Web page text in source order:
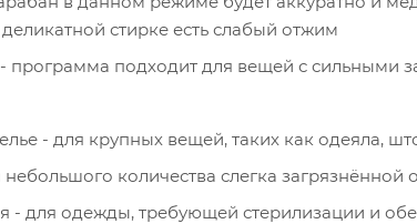
стирке есть слабый отжим
программа подходит для вещей с сильными
- для крупных вещей, таких как одеяла,
небольшого количества слегка
- для одежды, требующей стерилизации и